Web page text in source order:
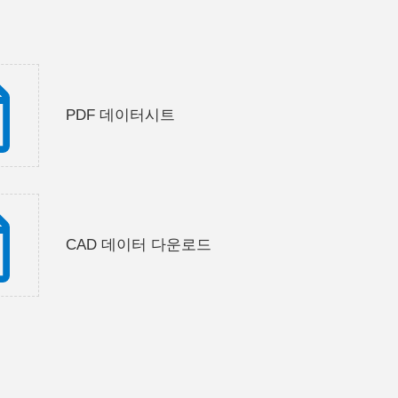
PDF 데이터시트
CAD 데이터 다운로드